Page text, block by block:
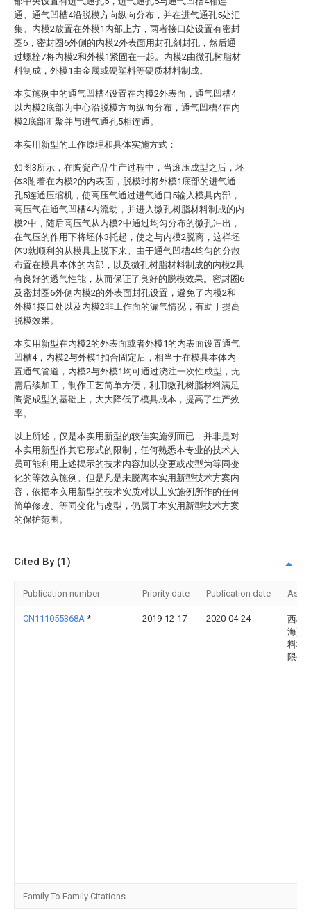
通。通气凹槽4沿脱模方向纵向分布，并在进气通孔5处汇
集。内模2放置在外模1内部上方，两者接口处设置有密封
圈6，密封圈6外侧的内模2外表面用封孔剂封孔，然后通
过螺栓7将内模2和外模1紧固在一起。内模2由微孔树脂材
料制成，外模1由金属或硬塑料等硬质材料制成。
本实施例中的通气凹槽4设置在内模2外表面，通气凹槽4
以内模2底部为中心沿脱模方向纵向分布，通气凹槽4在内
模2底部汇聚并与进气通孔5相连通。
本实用新型的工作原理和具体实施方式：
如图3所示，在陶瓷产品生产过程中，当滚压成型之后，坯
体3附着在内模2的内表面，脱模时将外模1底部的进气通
孔5连通压缩机，使高压气通过进气通口5输入模具内部，
高压气在通气凹槽4内流动，并进入微孔树脂材料制成的内
模2中，随后高压气从内模2中通过均匀分布的微孔冲出，
在气压的作用下将坯体3托起，使之与内模2脱离，这样坯
体3就顺利的从模具上脱下来。由于通气凹槽4均匀的分散
布置在模具本体的内部，以及微孔树脂材料制成的内模2具
有良好的透气性能，从而保证了良好的脱模效果。密封圈6
及密封圈6外侧内模2的外表面封孔设置，避免了内模2和
外模1接口处以及内模2非工作面的漏气情况，有助于提高
脱模效果。
本实用新型在内模2的外表面或者外模1的内表面设置通气
凹槽4，内模2与外模1扣合固定后，相当于在模具本体内
置通气管道，内模2与外模1均可通过浇注一次性成型，无
需后续加工，制作工艺简单方便，利用微孔树脂材料满足
陶瓷成型的基础上，大大降低了模具成本，提高了生产效
率。
以上所述，仅是本实用新型的较佳实施例而已，并非是对
本实用新型作其它形式的限制，任何熟悉本专业的技术人
员可能利用上述揭示的技术内容加以变更或改型为等同变
化的等效实施例。但是凡是未脱离本实用新型技术方案内
容，依据本实用新型的技术实质对以上实施例所作的任何
简单修改、等同变化与改型，仍属于本实用新型技术方案
的保护范围。
Cited By (1)
Publication number Priority date Publication date
CN111055368A * 2019-12-17 2020-04-24
西根(
海)新
料科
限公
Family To Family Citations